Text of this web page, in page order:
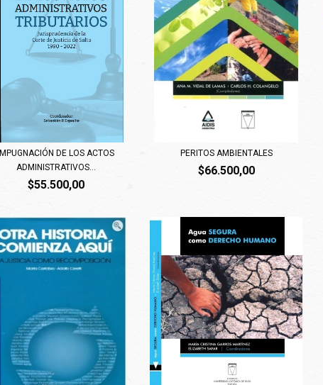
IMPUGNACIÓN DE LOS ACTOS
ADMINISTRATIVOS...
$55.500,00
PERITOS AMBIENTALES
$66.500,00